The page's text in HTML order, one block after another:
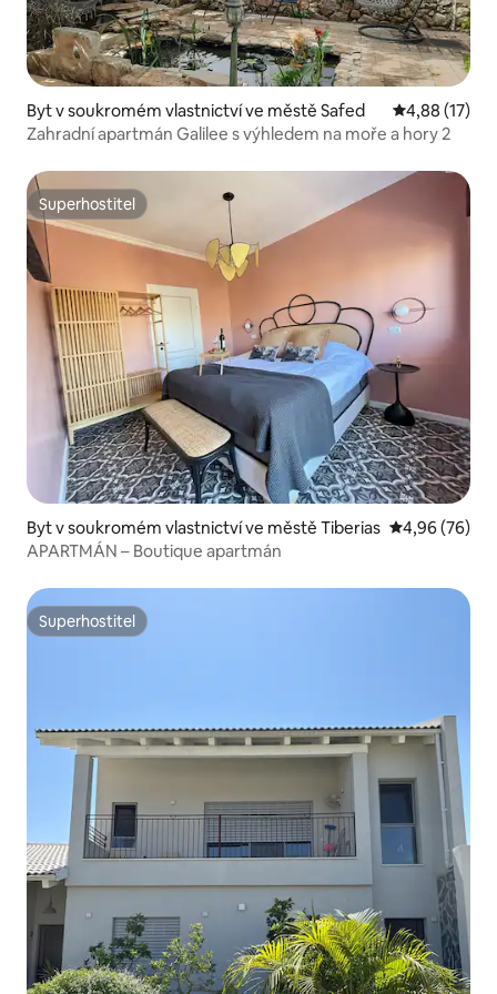
Byt v soukromém vlastnictví ve městě Safed Průměrné
4,88 (17)
Zahradní apartmán Galilee s výhledem na moře a hory 2
Superhostitel
Superhostitel
Byt v soukromém vlastnictví ve městě Tiberias Průměrné
4,96 (76)
APARTMÁN – Boutique apartmán
Superhostitel
Superhostitel